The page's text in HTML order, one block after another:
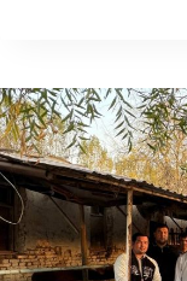
СТАРТОВАЛА
ЦЕРЕМОНИЯ
ВРУЧЕНИЯ
ДИПЛОМОВ